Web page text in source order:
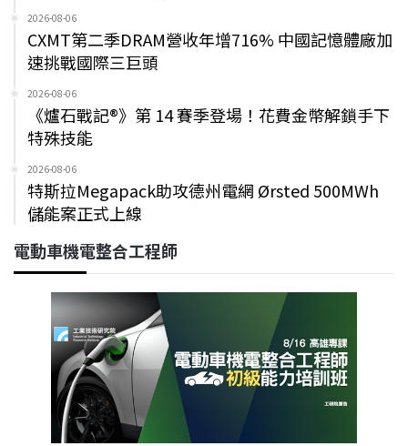
2026-08-06
CXMT第二季DRAM營收年增716% 中國記憶體廠加
速挑戰國際三巨頭
2026-08-06
《爐石戰記®》第 14 賽季登場！花費金幣解鎖手下
特殊技能
2026-08-06
特斯拉Megapack助攻德州電網 Ørsted 500MWh
儲能案正式上線
電動車機電整合工程師